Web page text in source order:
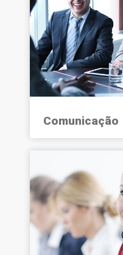
Comunicação